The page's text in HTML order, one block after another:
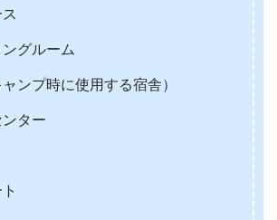
グルーム
ンプ時に使用する宿舎）
ター